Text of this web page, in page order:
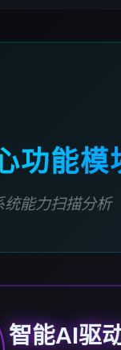
功能模
统能力扫描分析
智能AI驱